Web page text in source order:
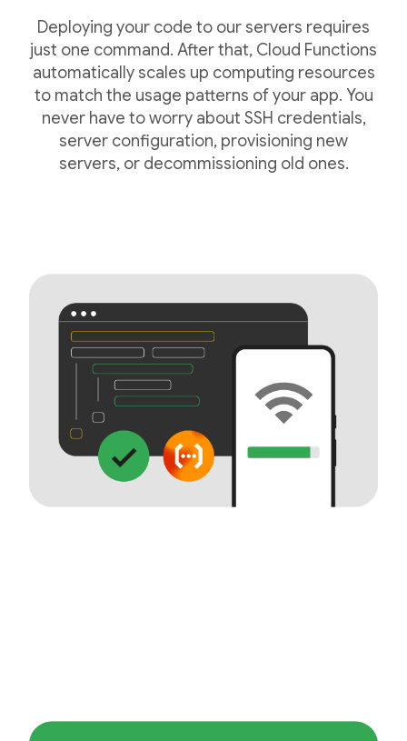
Deploying your code to our servers requires
just one command. After that, Cloud Functions
automatically scales up computing resources
to match the usage patterns of your app. You
never have to worry about SSH credentials,
server configuration, provisioning new
servers, or decommissioning old ones.